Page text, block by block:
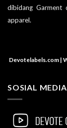
dibidang Garment
apparel.
Devotelabels.com |
SOSIAL MEDIA